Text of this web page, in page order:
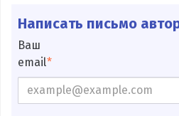
Написать письмо
Ваш
email